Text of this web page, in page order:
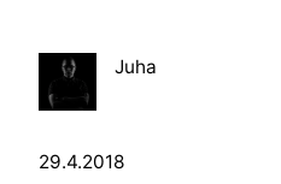
Juha
29.4.2018